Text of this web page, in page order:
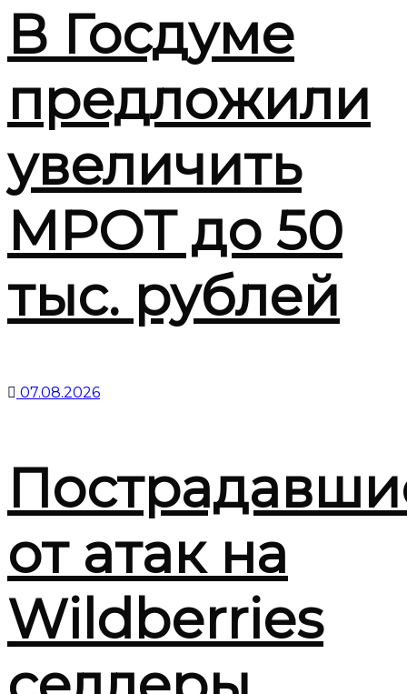
В Госдуме
предложили
увеличить
МРОТ до 50
тыс. рублей
07.08.2026
от атак на
Wildberries